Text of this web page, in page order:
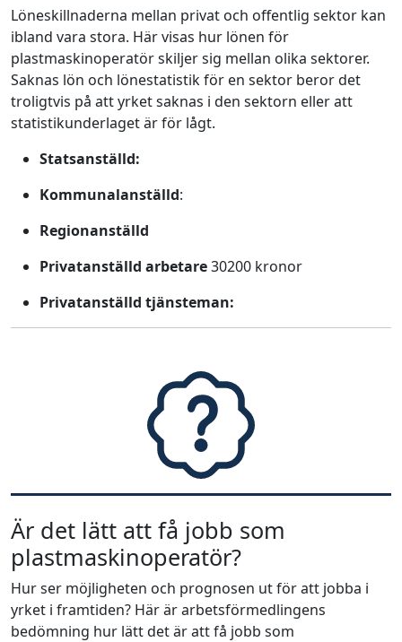
Löneskillnaderna mellan privat och offentlig sektor kan
ibland vara stora. Här visas hur lönen för
plastmaskinoperatör skiljer sig mellan olika sektorer.
Saknas lön och lönestatistik för en sektor beror det
troligtvis på att yrket saknas i den sektorn eller att
statistikunderlaget är för lågt.
Statsanställd:
Kommunalanställd:
Regionanställd
Privatanställd arbetare30200 kronor
Privatanställd tjänsteman:
Är det lätt att få jobb som
plastmaskinoperatör?
Hur ser möjligheten och prognosen ut för att jobba i
yrket i framtiden? Här är arbetsförmedlingens
bedömning hur lätt det är att få jobb som